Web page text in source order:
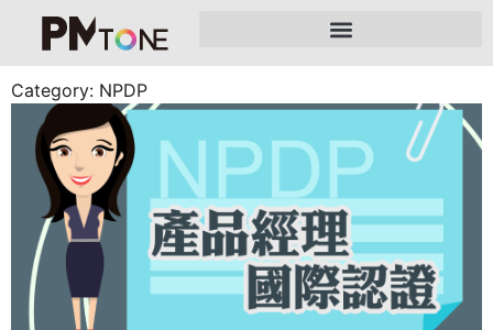
Category: NPDP